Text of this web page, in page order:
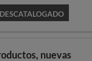
DESCATALOGADO
nuevas